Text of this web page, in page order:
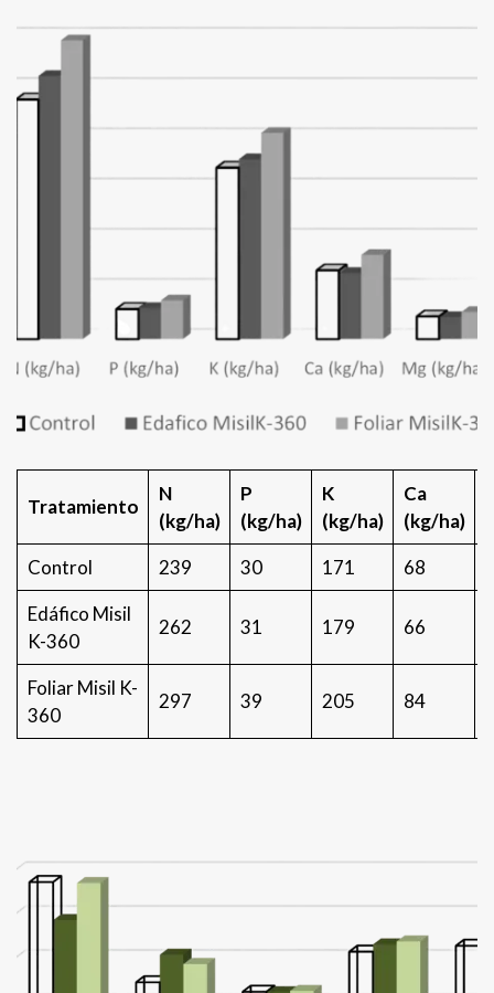
Tratamiento
N
(kg/ha)
P
(kg/ha)
K
(kg/ha)
Ca
(kg/ha)
Control
239 30 171 68
Edáfico Misil
K-360
262 31 179 66
Foliar Misil K-
360
297 39 205 84